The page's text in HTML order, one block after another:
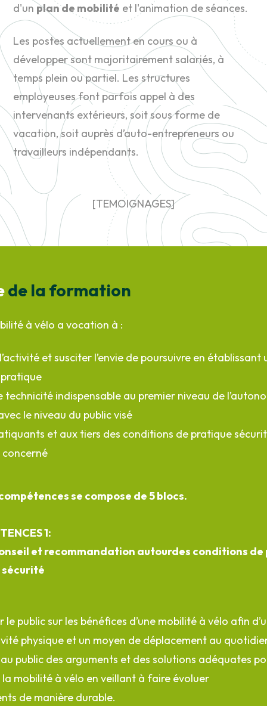
d'un plan de mobilité et l'animation de séances.
Les postes actuellement en cours ou à
développer sont majoritairement salariés, à
temps plein ou partiel. Les structures
employeuses font parfois appel à des
intervenants extérieurs, soit sous forme de
vacation, soit auprès d’auto-entrepreneurs ou
travailleurs indépendants.
[TEMOIGNAGES]
de la formation
à vélo a vocation à :
et susciter l’envie de poursuivre en établissant
technicité indispensable au premier niveau de
le niveau du public visé
et aux tiers des conditions de pratique
concerné
se compose de 5 blocs.
1:
et recommandation autourdes conditions de
sécurité
le public sur les bénéfices d’une mobilité à vélo afin
physique et un moyen de déplacement au
au public des arguments et des solutions adéquates
mobilité à vélo en veillant à faire évoluer
de manière durable.